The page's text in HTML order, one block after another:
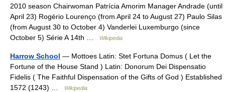
2010 season Chairwoman Patrícia Amorim Manager Andrade (until
April 23) Rogério Lourenço (from April 24 to August 27) Paulo Silas
(from August 30 to October 4) Vanderlei Luxemburgo (since
October 5) Série A 14th …
Wikipedia
Harrow School — Mottoes Latin: Stet Fortuna Domus ( Let the
Fortune of the House Stand ) Latin: Donorum Dei Dispensatio
Fidelis ( The Faithful Dispensation of the Gifts of God ) Established
1572 (1243) …
Wikipedia